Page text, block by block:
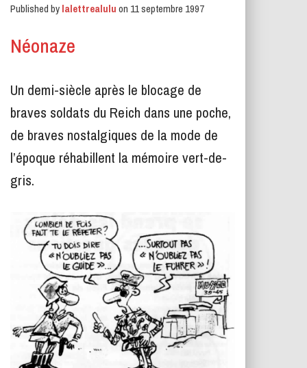
Published bylalettrealuluon 11 septembre 1997
Néonaze
Un demi-siècle après le blocage de
braves soldats du Reich dans une poche,
de braves nostalgiques de la mode de
l’époque réhabillent la mémoire vert-de-
gris.